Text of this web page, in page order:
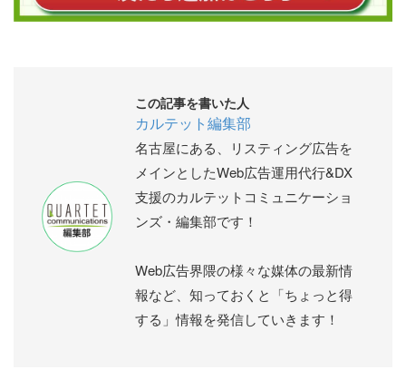
この記事を書いた人
カルテット編集部
名古屋にある、リスティング広告を
メインとしたWeb広告運用代行&DX
支援のカルテットコミュニケーショ
ンズ・編集部です！
Web広告界隈の様々な媒体の最新情
報など、知っておくと「ちょっと得
する」情報を発信していきます！